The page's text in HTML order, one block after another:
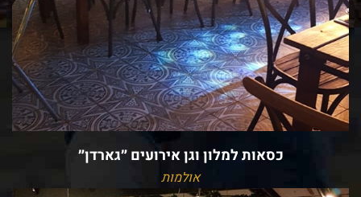
כסאות למלון וגן אירועים ״גארדן״
אולמות